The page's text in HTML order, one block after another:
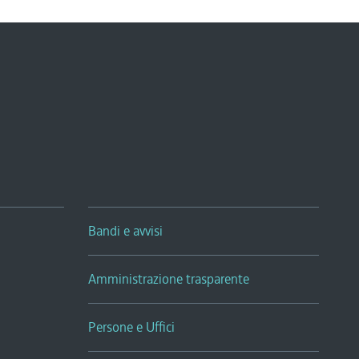
Bandi e avvisi
Amministrazione trasparente
Persone e Uffici